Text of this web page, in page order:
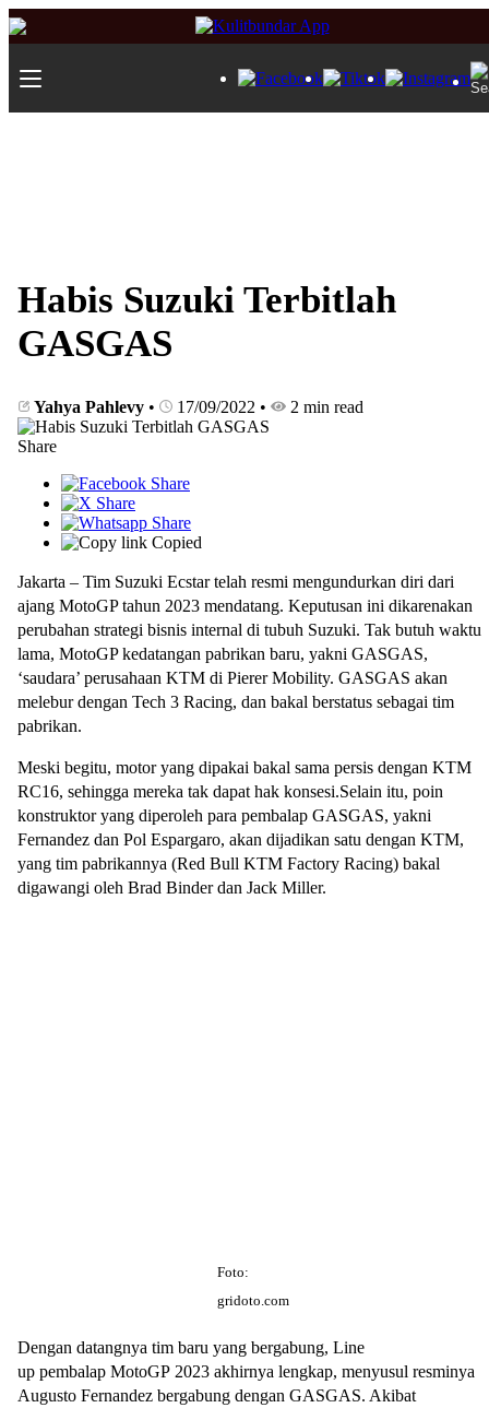
Habis Suzuki Terbitlah
GASGAS
Yahya Pahlevy • 17/09/2022 • 2 min read
Share
Copied
Jakarta – Tim Suzuki Ecstar telah resmi mengundurkan diri dari
ajang MotoGP tahun 2023 mendatang. Keputusan ini dikarenakan
perubahan strategi bisnis internal di tubuh Suzuki. Tak butuh waktu
lama, MotoGP kedatangan pabrikan baru, yakni GASGAS,
‘saudara’ perusahaan KTM di Pierer Mobility. GASGAS akan
melebur dengan Tech 3 Racing, dan bakal berstatus sebagai tim
pabrikan.
Meski begitu, motor yang dipakai bakal sama persis dengan KTM
RC16, sehingga mereka tak dapat hak konsesi.Selain itu, poin
konstruktor yang diperoleh para pembalap GASGAS, yakni
Fernandez dan Pol Espargaro, akan dijadikan satu dengan KTM,
yang tim pabrikannya (Red Bull KTM Factory Racing) bakal
digawangi oleh Brad Binder dan Jack Miller.
Foto:
gridoto.com
Dengan datangnya tim baru yang bergabung, Line
up pembalap MotoGP 2023 akhirnya lengkap, menyusul resminya
Augusto Fernandez bergabung dengan GASGAS. Akibat